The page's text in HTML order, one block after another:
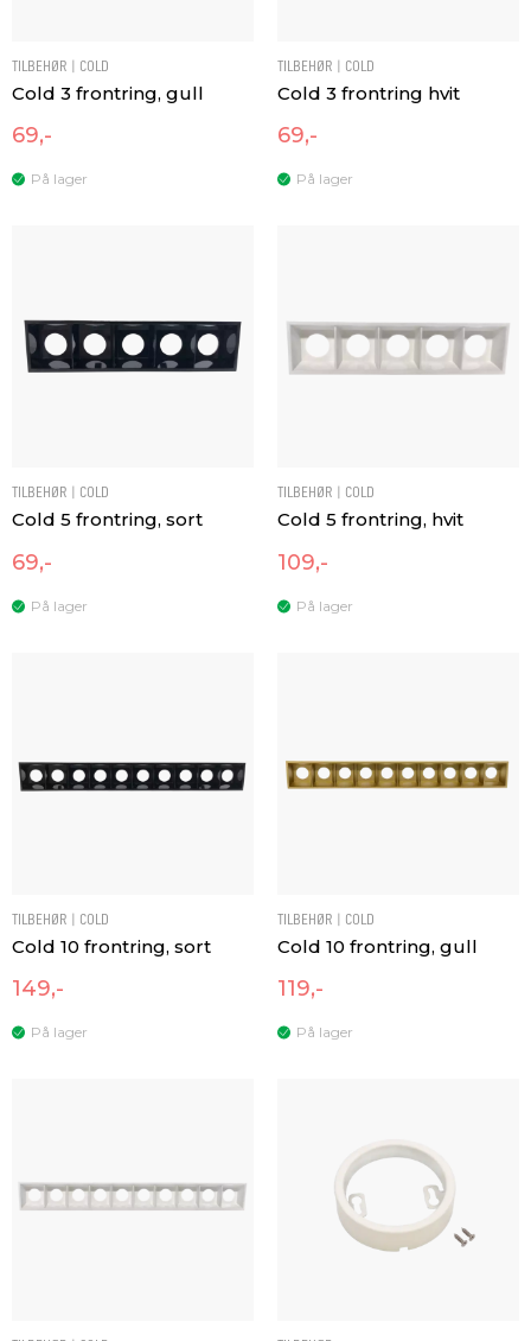
TILBEHØR | COLD
Cold 3 frontring, gull
69,-
På lager
TILBEHØR | COLD
Cold 3 frontring hvit
69,-
På lager
TILBEHØR | COLD
Cold 5 frontring, sort
69,-
På lager
TILBEHØR | COLD
Cold 5 frontring, hvit
109,-
På lager
TILBEHØR | COLD
Cold 10 frontring, sort
149,-
På lager
TILBEHØR | COLD
Cold 10 frontring, gull
119,-
På lager